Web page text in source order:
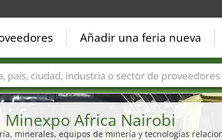
Minexpo Africa Nairobi
minerales, equipos de minería y tecnologías
Añadir una feria nueva
Ciudades Sectores de ferias Sectores de